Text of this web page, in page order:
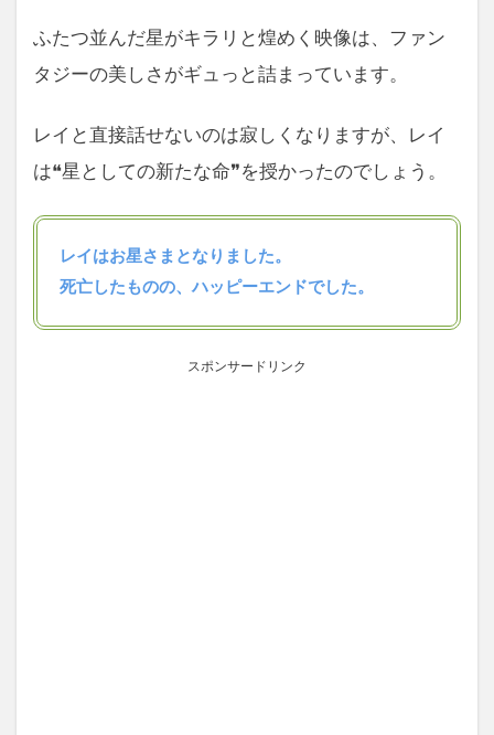
ふたつ並んだ星がキラリと煌めく映像は、ファン
タジーの美しさがギュっと詰まっています。
レイと直接話せないのは寂しくなりますが、レイ
は❝星としての新たな命❞を授かったのでしょう。
レイはお星さまとなりました。
死亡したものの、ハッピーエンドでした。
スポンサードリンク